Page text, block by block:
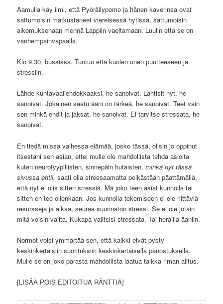
Aamulla käy ilmi, että Pyöräilypomo ja hänen kaverinsa ovat
sattumoisin matkustaneet viereisessä hytissä, sattumoisin
aikomuksenaan mennä Lappiin vaeltamaan. Luulin että se on
vanhempainvapaalla.
Klo 9.30, bussissa. Tuntuu että kuolen unen puutteeseen ja
stressiin.
Lähde kuntavaaliehdokkaaksi, he sanoivat. Lähtisit nyt, he
sanoivat. Jokainen saatu ääni on tärkeä, he sanoivat. Teet vain
sen minkä ehdit ja jaksat, he sanoivat. Ei tarvitse stressata, he
sanoivat.
En tiedä missä vaihessa elämää, josko tässä, olisin jo oppinut
itsestäni sen asian, ettei mulle ole mahdollista tehdä asioita
kuten neurotyypillisten, sinnepäin hutaisten,minkä nyt tässä
sivussa ehtii,saati olla stressaamatta pelkästään päättämällä,
että nyt ei olis sitten stressiä. Mä joko teen asiat kunnolla tai
sitten en tee ollenkaan. Jos kunnolla tekemiseen ei ole riittäviä
resursseja ja aikaa, seuraa suunnaton stressi. Se ei ole jotain
mitä voisin valita. Kukapa valitsisi stressata. Tai heräillä ääniin.
Normot voisi ymmärtää sen, että kaikki eivät pysty
keskinkertaisiin suorituksiin keskinkertaisella panostuksella.
Mulle se on joko parasta mahdollista laatua taikka riman alitus.
[LISÄÄ POIS EDITOITUA RÄNTTIÄ]